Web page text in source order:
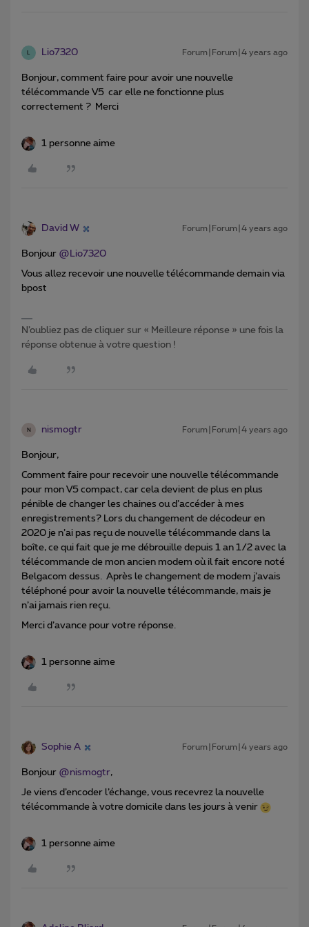
Lio7320 Forum|Forum|4 years ago
Bonjour, comment faire pour avoir une nouvelle
télécommande V5 car elle ne fonctionne plus
correctement ? Merci
1 personne aime
David W Forum|Forum|4 years ago
Bonjour @Lio7320
Vous allez recevoir une nouvelle télécommande demain via
bpost
N’oubliez pas de cliquer sur « Meilleure réponse » une fois la
réponse obtenue à votre question !
N nismogtr Forum|Forum|4 years ago
Bonjour,
Comment faire pour recevoir une nouvelle télécommande
pour mon V5 compact, car cela devient de plus en plus
pénible de changer les chaines ou d’accéder à mes
enregistrements? Lors du changement de décodeur en
2020 je n’ai pas reçu de nouvelle télécommande dans la
boîte, ce qui fait que je me débrouille depuis 1 an 1/2 avec la
télécommande de mon ancien modem où il fait encore noté
Belgacom dessus. Après le changement de modem j’avais
téléphoné pour avoir la nouvelle télécommande, mais je
n’ai jamais rien reçu.
Merci d’avance pour votre réponse.
1 personne aime
Sophie A Forum|Forum|4 years ago
Bonjour @nismogtr,
Je viens d’encoder l’échange, vous recevrez la nouvelle
télécommande à votre domicile dans les jours à venir
1 personne aime